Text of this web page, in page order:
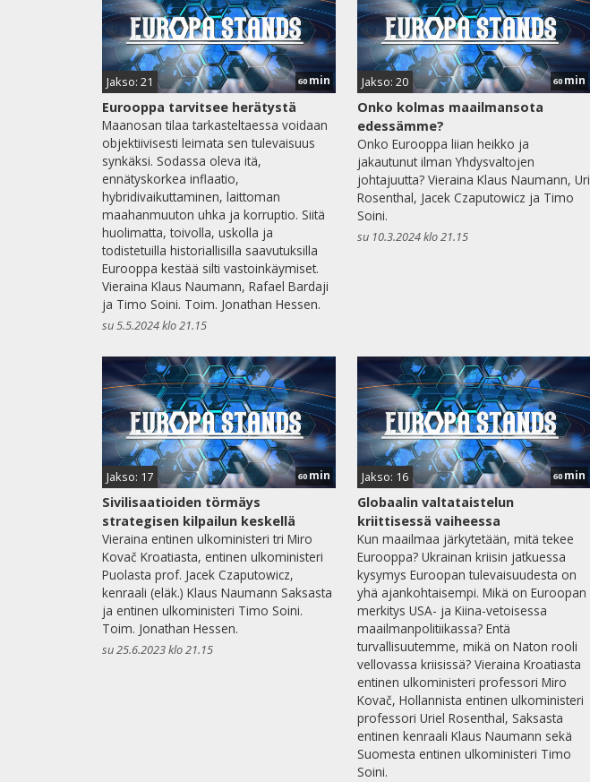
Jakso: 21 60min
Eurooppa tarvitsee herätystä
Maanosan tilaa tarkasteltaessa voidaan
objektiivisesti leimata sen tulevaisuus
synkäksi. Sodassa oleva itä,
ennätyskorkea inflaatio,
hybridivaikuttaminen, laittoman
maahanmuuton uhka ja korruptio. Siitä
huolimatta, toivolla, uskolla ja
todistetuilla historiallisilla saavutuksilla
Eurooppa kestää silti vastoinkäymiset.
Vieraina Klaus Naumann, Rafael Bardaji
ja Timo Soini. Toim. Jonathan Hessen.
su 5.5.2024 klo 21.15
Jakso: 20 60min
​Onko kolmas maailmansota
edessämme?
Onko Eurooppa liian heikko ja
jakautunut ilman Yhdysvaltojen
johtajuutta? Vieraina Klaus Naumann, Uri
Rosenthal, Jacek Czaputowicz ja Timo
Soini.
su 10.3.2024 klo 21.15
Jakso: 17 60min
Sivilisaatioiden törmäys
strategisen kilpailun keskellä
Vieraina entinen ulkoministeri tri Miro
Kovač Kroatiasta, entinen ulkoministeri
Puolasta prof. Jacek Czaputowicz,
kenraali (eläk.) Klaus Naumann Saksasta
ja entinen ulkoministeri Timo Soini.
Toim. Jonathan Hessen.
su 25.6.2023 klo 21.15
Jakso: 16 60min
Globaalin valtataistelun
kriittisessä vaiheessa
Kun maailmaa järkytetään, mitä tekee
Eurooppa? Ukrainan kriisin jatkuessa
kysymys Euroopan tulevaisuudesta on
yhä ajankohtaisempi. Mikä on Euroopan
merkitys USA- ja Kiina-vetoisessa
maailmanpolitiikassa? Entä
turvallisuutemme, mikä on Naton rooli
vellovassa kriisissä? Vieraina Kroatiasta
entinen ulkoministeri professori Miro
Kovač, Hollannista entinen ulkoministeri
professori Uriel Rosenthal, Saksasta
entinen kenraali Klaus Naumann sekä
Suomesta entinen ulkoministeri Timo
Soini.